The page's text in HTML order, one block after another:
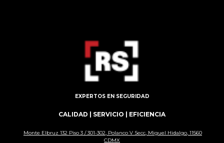
EXPERTOS EN SEGURIDAD
CALIDAD | SERVICIO | EFICIENCIA
Monte Elbruz 132 Piso 3 / 301-302, Polanco V Secc, Miguel Hidalgo, 11560
CDMX